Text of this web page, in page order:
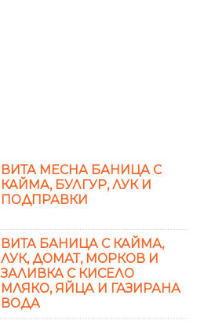
ВИТА МЕСНА БАНИЦА С
КАЙМА, БУЛГУР, ЛУК И
ПОДПРАВКИ
ВИТА БАНИЦА С КАЙМА,
ЛУК, ДОМАТ, МОРКОВ И
ЗАЛИВКА С КИСЕЛО
МЛЯКО, ЯЙЦА И ГАЗИРАНА
ВОДА